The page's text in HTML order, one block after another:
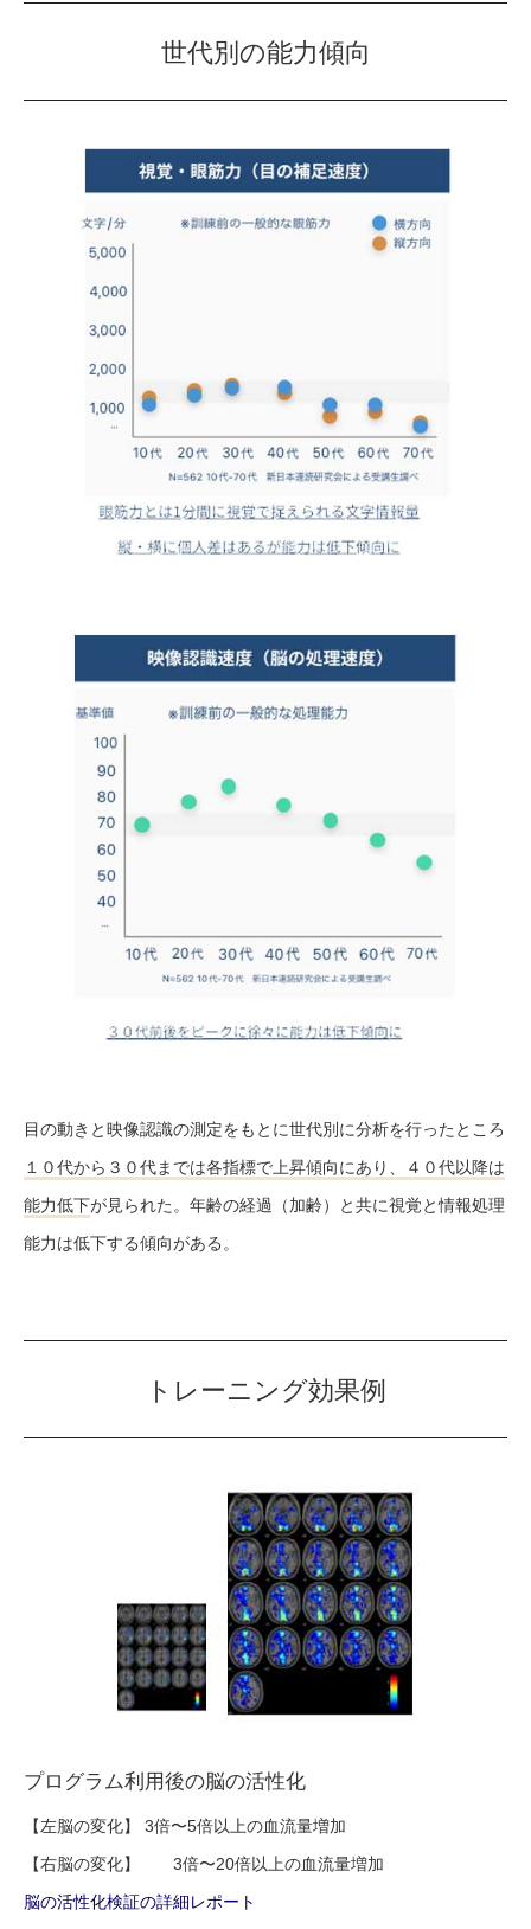
世代別の能力傾向
目の動きと映像認識の測定をもとに世代別に分析を行ったところ
１０代から３０代までは各指標で上昇傾向にあり、４０代以降は
能力低下が見られた。年齢の経過（加齢）と共に視覚と情報処理
能力は低下する傾向がある。
トレーニング効果例
プログラム利用後の脳の活性化
【左脳の変化】 3倍〜5倍以上の血流量増加
【右脳の変化】 3倍〜20倍以上の血流量増加
脳の活性化検証の詳細レポート